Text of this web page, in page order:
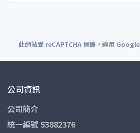
此網站受 reCAPTCHA 保護，適用 Google
公司資訊
公司簡介
統一編號 53882376